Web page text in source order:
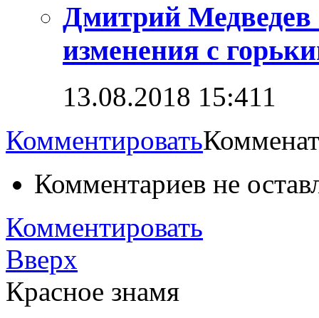
Дмитрий Медведев
изменения с
13.08.2018 15:411
Комментировать
Комментариев не
Комментировать
Вверх
Красное знамя